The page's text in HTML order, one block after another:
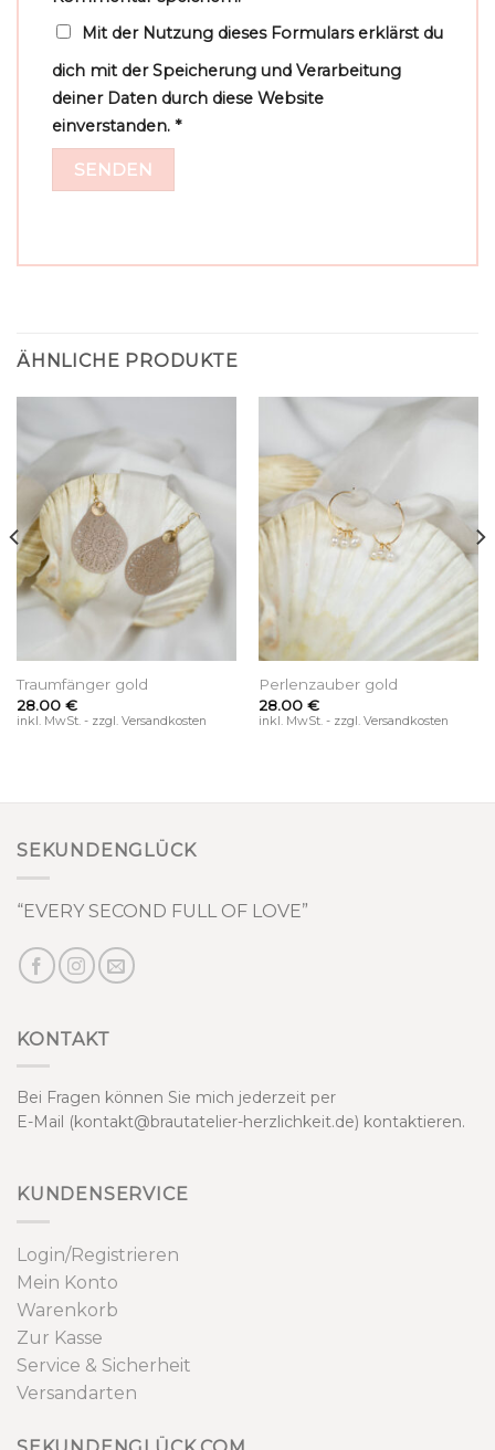
Mit der Nutzung dieses Formulars erklärst du
dich mit der Speicherung und Verarbeitung
deiner Daten durch diese Website
einverstanden. *
ÄHNLICHE PRODUKTE
Traumfänger gold
28.00 €
inkl. MwSt. - zzgl. Versandkosten
Perlenzauber gold
28.00 €
inkl. MwSt. - zzgl. Versandkosten
SEKUNDENGLÜCK
“EVERY SECOND FULL OF LOVE”
KONTAKT
Bei Fragen können Sie mich jederzeit per
E-Mail (kontakt@brautatelier-herzlichkeit.de) kontaktieren.
KUNDENSERVICE
Login/Registrieren
Mein Konto
Warenkorb
Zur Kasse
Service & Sicherheit
Versandarten